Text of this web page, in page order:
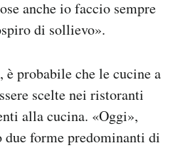
anche io faccio sempre
di sollievo».
è probabile che le cucine a
scelte nei ristoranti
alla cucina. «Oggi»,
forme predominanti di